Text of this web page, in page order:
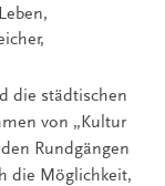
die städtischen
von „Kultur
Rundgängen
die Möglichkeit,